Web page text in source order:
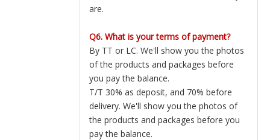
are.
Q6. What is your terms of payment?
By TT or LC. We'll show you the photos
of the products and packages before
you pay the balance.
T/T 30% as deposit, and 70% before
delivery. We'll show you the photos of
the products and packages before you
pay the balance.